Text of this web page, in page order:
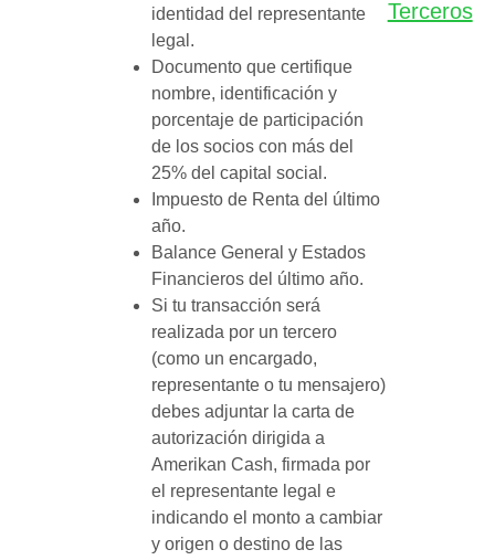
identidad del representante
legal.
Documento que certifique
nombre, identificación y
porcentaje de participación
de los socios con más del
25% del capital social.
Impuesto de Renta del último
año.
Balance General y Estados
Financieros del último año.
Si tu transacción será
realizada por un tercero
(como un encargado,
representante o tu mensajero)
debes adjuntar la carta de
autorización dirigida a
Amerikan Cash, firmada por
el representante legal e
indicando el monto a cambiar
y origen o destino de las
Terceros